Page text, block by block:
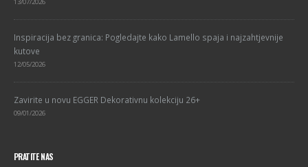
13/07/2026
Inspiracija bez granica: Pogledajte kako Lamello spaja i najzahtjevnije
kutove
12/05/2026
Zavirite u novu EGGER Dekorativnu kolekciju 26+
09/01/2026
PRATITE NAS